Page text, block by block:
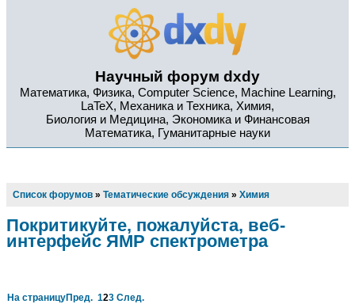
Научный форум dxdy
Математика, Физика, Computer Science, Machine Learning,
LaTeX, Механика и Техника, Химия,
Биология и Медицина, Экономика и Финансовая
Математика, Гуманитарные науки
Список форумов » Тематические обсуждения » Химия
Покритикуйте, пожалуйста, веб-
интерфейс ЯМР спектрометра
На страницуПред. 123 След.